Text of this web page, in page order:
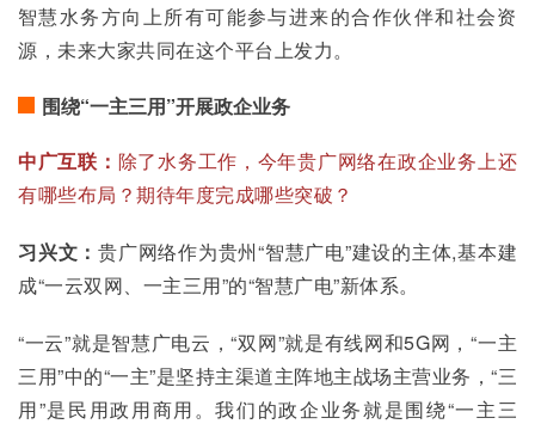
智慧水务方向上所有可能参与进来的合作伙伴和社会资
源，未来大家共同在这个平台上发力。
围绕“一主三用”开展政企业务
中广互联： 除了水务工作，今年贵广网络在政企业务上还
有哪些布局？期待年度完成哪些突破？
习兴文： 贵广网络作为贵州“智慧广电”建设的主体,基本建
成“一云双网、一主三用”的“智慧广电”新体系。
“一云”就是智慧广电云，“双网”就是有线网和5G网，“一主
三用”中的“一主”是坚持主渠道主阵地主战场主营业务，“三
用”是民用政用商用。我们的政企业务就是围绕“一主三